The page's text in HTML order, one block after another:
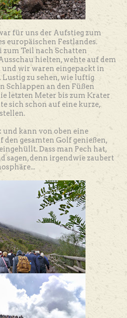
für uns der Aufstieg zum
europäischen Festlandes.
Teil nach Schatten
hielten, wehte auf dem
wir waren eingepackt in
zu sehen, wie luftig
Schlappen an den Füßen
letzten Meter bis zum Krater
sich schon auf eine kurze,
kann von oben eine
gesamten Golf genießen,
Dass man Pech hat,
sagen, denn irgendwie zaubert